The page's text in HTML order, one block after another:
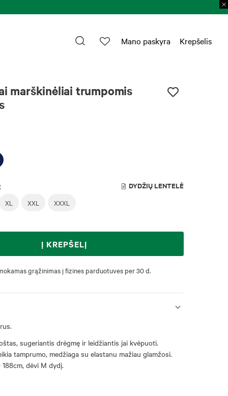
Krepšelis
Mano paskyra
marškinėliai trumpomis
DYDŽIŲ LENTELĖ
XL XXL XXXL
Į KREPŠELĮ
grąžinimas į fizines parduotuves per 30 d.
sugeriantis drėgmę ir leidžiantis jai kvėpuoti.
tamprumo, medžiaga su elastanu mažiau glamžosi.
dėvi M dydį.